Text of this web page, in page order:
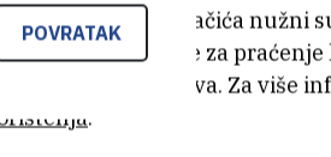
IZNOS
POVRATAK
Neki od tih kolačića nužni
se drugi koriste za
iskustva. Za više
.